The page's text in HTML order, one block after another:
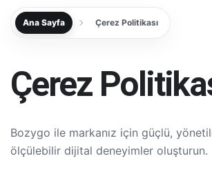
Ana Sayfa Çerez Politikası
Çerez
Bozygo ile markanız için güçlü,
ölçülebilir dijital deneyimler oluşturun.